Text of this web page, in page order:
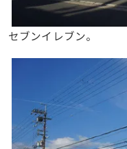
セブンイレブン。